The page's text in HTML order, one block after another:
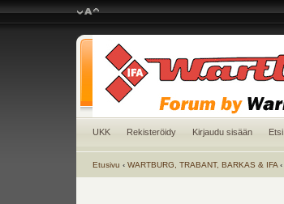
UKK Rekisteröidy Kirjaudu sisään Etsi
Etusivu ‹ WARTBURG, TRABANT, BARKAS & IFA ‹